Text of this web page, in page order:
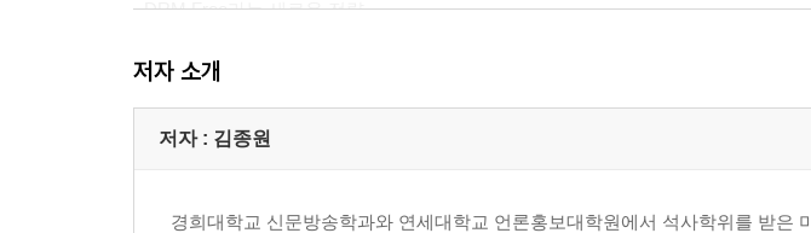
- DRM Free라는 새로운 전략
- VOD의 생존 전략
- 복제 소프트웨어를 판매한다고?
- 인터넷 동영상의 역발상!
저자 소개
저자 : 김종원
경희대학교 신문방송학과와 연세대학교 언론홍보대학원에서 석사학위를 받은